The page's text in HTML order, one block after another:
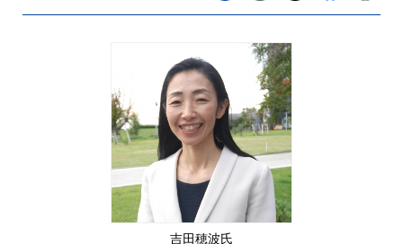
吉田穂波氏